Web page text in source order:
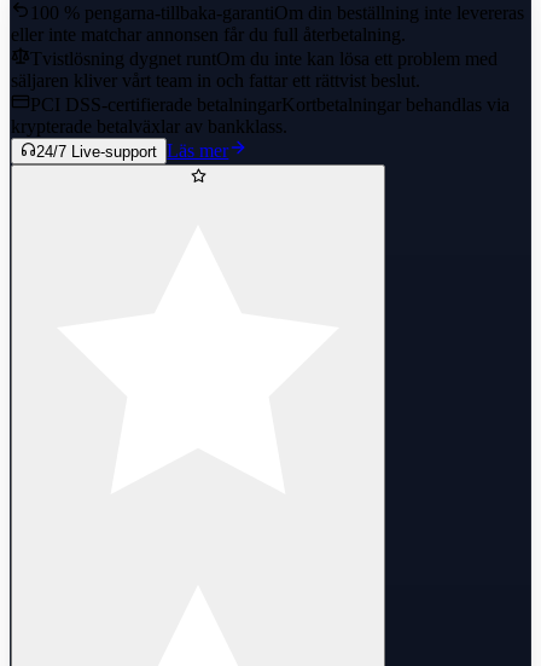
100 % pengarna-tillbaka-garantiOm din beställning inte levereras
eller inte matchar annonsen får du full återbetalning.
Tvistlösning dygnet runtOm du inte kan lösa ett problem med
säljaren kliver vårt team in och fattar ett rättvist beslut.
PCI DSS-certifierade betalningarKortbetalningar behandlas via
krypterade betalväxlar av bankklass.
24/7 Live-support Läs mer